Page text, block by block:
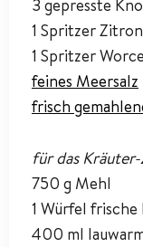
3 gepresste
1 Spritzer
1 Spritzer
feines Meersalz
frisch
für das
750 g Mehl
1 Würfel frische
400 ml